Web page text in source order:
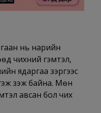
нь нарийн
чихний гэмтэл,
ядаргаа зэргээс
гэж үзэж байна. Мөн
авсан бол чих